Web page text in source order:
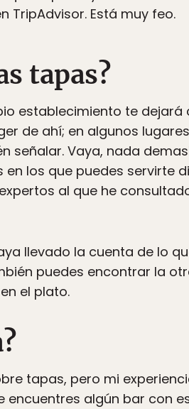
TripAdvisor. Está muy feo.
tapas?
establecimiento te dejará
de ahí; en algunos
señalar. Vaya, nada
los que puedes servirte
al que he
llevado la cuenta de lo
puedes encontrar la
el plato.
tapas, pero mi
algún bar con